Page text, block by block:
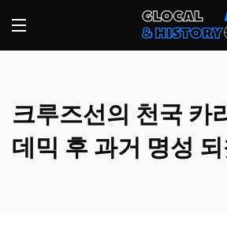
크루즈선의 천국 카
데믹 후 과거 명성